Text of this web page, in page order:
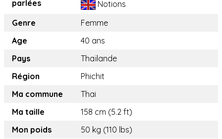
parlées
Notions
Genre
Femme
Age
40 ans
Pays
Thaïlande
Région
Phichit
Ma commune
Thai
Ma taille
158 cm (5.2 ft)
Mon poids
50 kg (110 lbs)